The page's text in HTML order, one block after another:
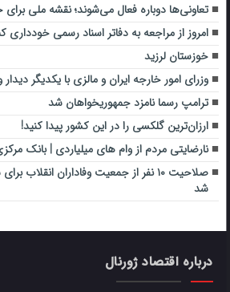
تعاونی‌ها دوباره فعال می‌شوند؛ نقشه ملی برای
امروز از مراجعه به دفاتر اسناد رسمی خودداری
خوزستان لرزید
وزرای امور خارجه ایران و مالزی با یکدیگر دیدار
ترامپ رسما نامزد جمهوریخواهان شد
ارزان‌ترین گلکسی را در این کشور پیدا کنید!
نارضایتی‌ مردم از وام‌ های میلیاردی | بانک
صلاحیت ۱۰ نفر از جمعیت وفاداران انقلاب
شد
درباره اقتصاد ژورنال